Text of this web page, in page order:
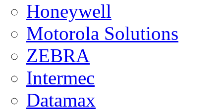
Honeywell
Motorola Solutions
ZEBRA
Intermec
Datamax